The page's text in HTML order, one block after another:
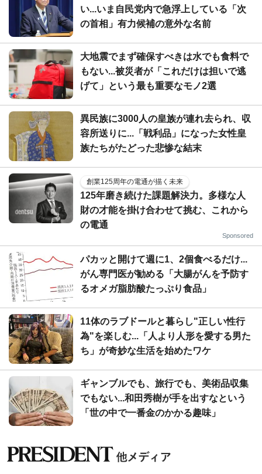
い...いま自民党内で急浮上している「次
の首相」有力候補の意外な名前
大地震でまず確保すべきは水でも食料で
もない...被災者が「これだけは担いで逃
げて」という最も重要なモノ2選
異民族に3000人の皇族が連れ去られ、収
容所送りに...「戦利品」になった女性皇
族たちがたどった悲惨な結末
創業125周年の電通が描く未来
125年磨き続けた課題解決力。多様な人
財の才能を掛け合わせて挑む、これから
の電通
Sponsored
パカッと開けて週に1、2個食べるだけ...
がん専門医が勧める「大腸がんを予防す
るオメガ脂肪酸たっぷり食品」
11体のラブドールと暮らし"正しい性行
為"を楽しむ...「人より人形を愛する男た
ち」が奇妙な生活を始めたワケ
ギャンブルでも、旅行でも、美術品収集
でもない...和田秀樹が手を出すなという
「世の中で一番金のかかる趣味」